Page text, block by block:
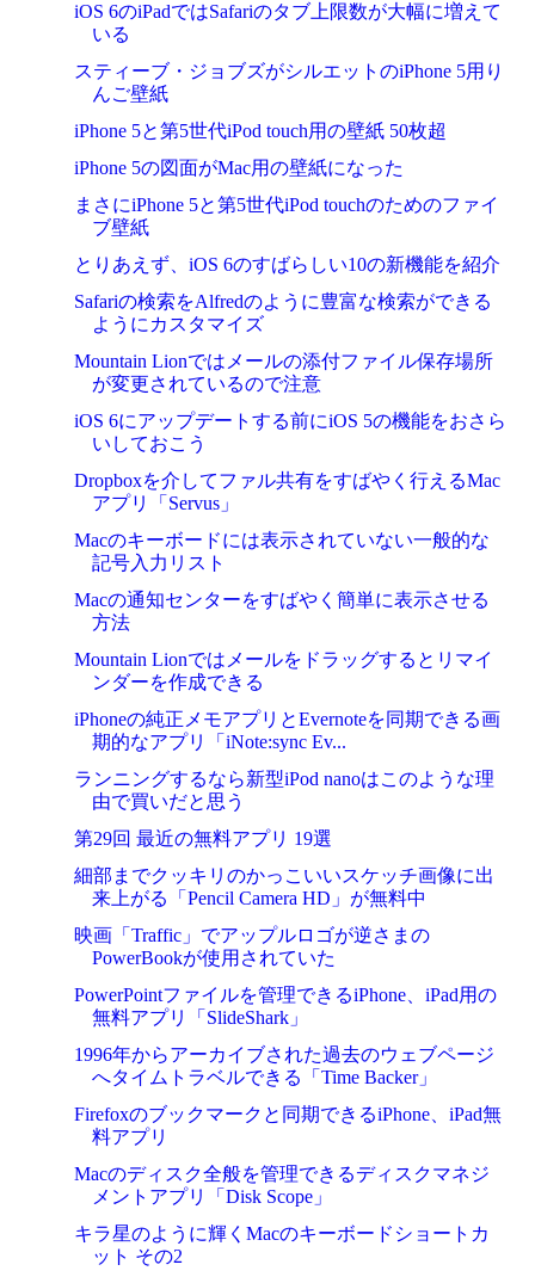
iOS 6のiPadではSafariのタブ上限数が大幅に増えて
いる
スティーブ・ジョブズがシルエットのiPhone 5用り
んご壁紙
iPhone 5と第5世代iPod touch用の壁紙 50枚超
iPhone 5の図面がMac用の壁紙になった
まさにiPhone 5と第5世代iPod touchのためのファイ
ブ壁紙
とりあえず、iOS 6のすばらしい10の新機能を紹介
Safariの検索をAlfredのように豊富な検索ができる
ようにカスタマイズ
Mountain Lionではメールの添付ファイル保存場所
が変更されているので注意
iOS 6にアップデートする前にiOS 5の機能をおさら
いしておこう
Dropboxを介してファル共有をすばやく行えるMac
アプリ「Servus」
Macのキーボードには表示されていない一般的な
記号入力リスト
Macの通知センターをすばやく簡単に表示させる
方法
Mountain Lionではメールをドラッグするとリマイ
ンダーを作成できる
iPhoneの純正メモアプリとEvernoteを同期できる画
期的なアプリ「iNote:sync Ev...
ランニングするなら新型iPod nanoはこのような理
由で買いだと思う
第29回 最近の無料アプリ 19選
細部までクッキリのかっこいいスケッチ画像に出
来上がる「Pencil Camera HD」が無料中
映画「Traffic」でアップルロゴが逆さまの
PowerBookが使用されていた
PowerPointファイルを管理できるiPhone、iPad用の
無料アプリ「SlideShark」
1996年からアーカイブされた過去のウェブページ
へタイムトラベルできる「Time Backer」
Firefoxのブックマークと同期できるiPhone、iPad無
料アプリ
Macのディスク全般を管理できるディスクマネジ
メントアプリ「Disk Scope」
キラ星のように輝くMacのキーボードショートカ
ット その2